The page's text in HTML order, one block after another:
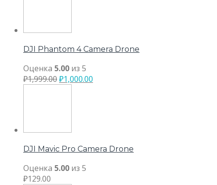
DJI Phantom 4 Camera Drone
Оценка 5.00 из 5
₽1,999.00₽1,000.00
DJI Mavic Pro Camera Drone
Оценка 5.00 из 5
₽129.00